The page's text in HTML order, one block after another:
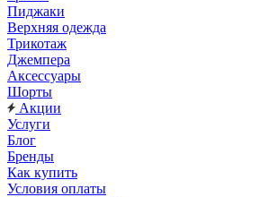
Пиджаки
Верхняя одежда
Трикотаж
Джемпера
Аксессуары
Шорты
Акции
Услуги
Блог
Бренды
Как купить
Условия оплаты